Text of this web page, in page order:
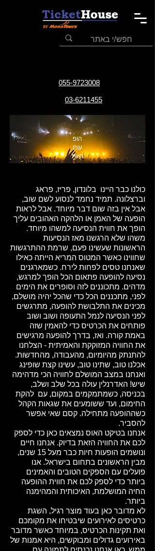
055-9723008
03-6211455
הופ
עות
חיות
כולנו כבר היינו בלונדון, פריז, פראג
וברצלונה. תמיד נחמד לנסוע לשם שוב,
אבל אין בזה שום דבר מיוחד. אבל לראות
הופעה של האמן או הלהקה האהובים עליך
הופך את חווית הנסיעה למשהו מיוחד.
משהו שלא הרגשנו מאז הנסיעות
הראשונות שעשינו פעם, שרמת ההתרגשות
שחווינו כאשר המטוס המריא הייתה כאילו
שאנחנו טסים לפחות לירח. כשמארגנים
נסיעה להופעה פתאום הכל הופך למרגש,
מדהים. מתכוננים לזה וסופרים את הימים
לפני, מתכננים הכל כדי שהכל יהיה מושלם,
מכינים את התלבושת להופעה, מתרגשים
לפני הנסיעה לנמל התעופה ושוב ושוב
פותחים את הכרטיס כדי להאמין שזה
באמת קורה. ואז, בדרך להופעה מרגישים
את החוויה המזוקקת והאמיתית - הצלחנו
להתנתק מהיומיום, מהעבודה, מהחדשות.
אכלנו טוב, שתינו טוב, עשינו קצת שופינג
ואנחנו במצב המושלם לחוויה הכי מדהימה
שיש! האדרנלין עולה בכל שלב ושלב,
בכניסה, כשמתמקמים במקום, עם להקת
החימום, ועד ששומעים את שגאות הקהל
כשההופעה מתחילה. קסם שאי אפשר
להסביר.
אנחנו בטיקט האוס נמצאים כאן כדי לספק
לכם את החוויה הזאת בדיוק. אנחנו חיים
ונושמים הופעות חיות כבר מעל 15 שנים,
מבין הראשונים בתחום בישראל. אנו
פועלים עם הספקים הטובים והאמינים
ביותר כדי לספק לכם את חווית ההופעה
החיה המושלמת, האיכותית והמהימנה
ביותר.
לא מדובר כאן בעוד מוצר רגיל, השגת
כרטיסים לאירועים שיבטיחו את מקומכם
ואת תקינות הכרטיס, במיוחד כאשר מדובר
באירועים גדולים ומבוקשים, היא אמנות של